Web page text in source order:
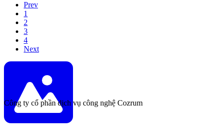
Prev
1
2
3
4
Next
Công ty cổ phần dịch vụ công nghệ Cozrum